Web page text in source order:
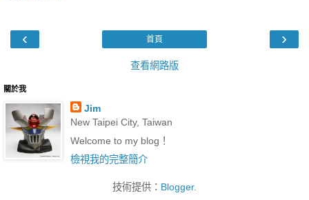
‹ ›
首頁
查看網路版
關於我
Jim
New Taipei City, Taiwan
Welcome to my blog！
檢視我的完整簡介
技術提供： Blogger.